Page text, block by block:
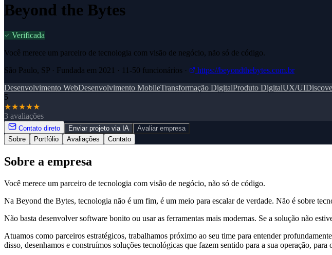
Beyond the Bytes
Verificada
Você merece um parceiro de tecnologia com visão de negócio, não só de código.
São Paulo, SP · Fundada em 2021 · 11-50 funcionários ·
https://beyondthebytes.com.br
Desenvolvimento WebDesenvolvimento MobileTransformação DigitalProduto DigitalUX/UI
5
★★★★★
3 avaliações
Contato direto Enviar projeto via IA
Avaliar empresa
Sobre
Portfólio Avaliações Contato
Sobre a empresa
Você merece um parceiro de tecnologia com visão de negócio, não só de código.
Na Beyond the Bytes, tecnologia não é um fim, é um meio para escalar de verdade. Não é sobre
Não basta desenvolver software bonito ou usar as ferramentas mais modernas. Se a solução não
Atuamos como parceiros estratégicos, trabalhamos próximo ao seu time para entender
disso, desenhamos e construímos soluções tecnológicas que fazem sentido para a sua operação, para